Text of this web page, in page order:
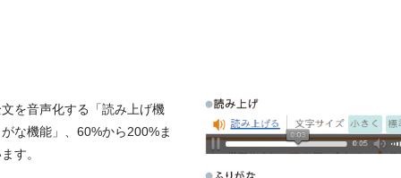
を音声化する「読み上げ機
な機能」、60%から200%ま
す。